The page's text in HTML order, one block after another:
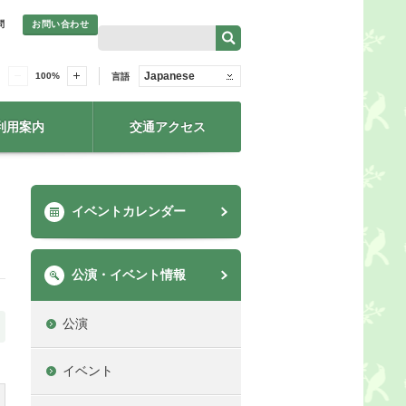
お問い合わせ
100% 言語 Japanese
用案内 交通アクセス
イベントカレンダー
公演・イベント情報
公演
イベント